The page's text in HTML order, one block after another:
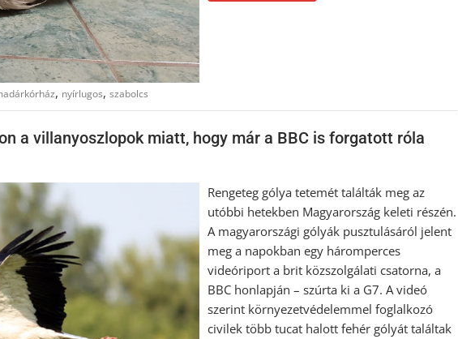
, nyírlugos, szabolcs
a villanyoszlopok miatt, hogy már a BBC is forgatott róla
Rengeteg gólya tetemét találták meg az
utóbbi hetekben Magyarország keleti részén.
A magyarországi gólyák pusztulásáról jelent
meg a napokban egy háromperces
videóriport a brit közszolgálati csatorna, a
BBC honlapján – szúrta ki a G7. A videó
szerint környezetvédelemmel foglalkozó
civilek több tucat halott fehér gólyát találtak